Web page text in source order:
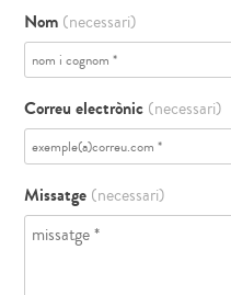
Nom (necessari)
Correu electrònic (necessari)
Missatge (necessari)